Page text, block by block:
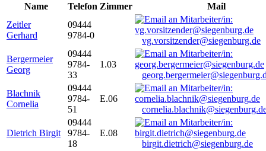
Name
Telefon Zimmer
Mail
Zeitler
Gerhard
09444
9784-0
vg.vorsitzender@siegenburg.de
Bergermeier
Georg
09444
9784-
33
1.03
Blachnik
Cornelia
09444
9784-
51
E.06
Dietrich Birgit
09444
9784-
18
E.08
birgit.dietrich@siegenburg.de